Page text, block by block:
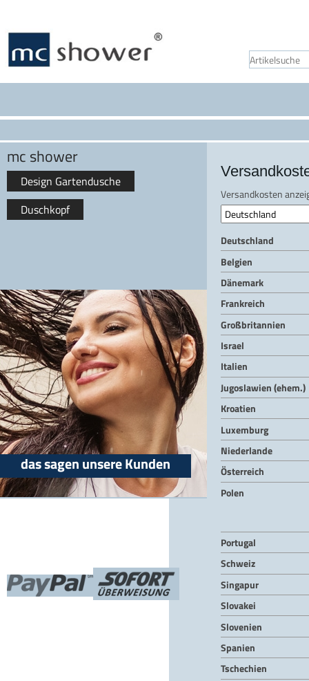
Versandkosten
Deutschland
Belgien
Dänemark
Frankreich
Großbritannien
Israel
Italien
Jugoslawien (ehem.)
Kroatien
Luxemburg
Niederlande
Österreich
Polen
Portugal
Schweiz
Singapur
Slovakei
Slovenien
Spanien
Tschechien
mc shower
Design Gartendusche
Duschkopf
das sagen unsere Kunden